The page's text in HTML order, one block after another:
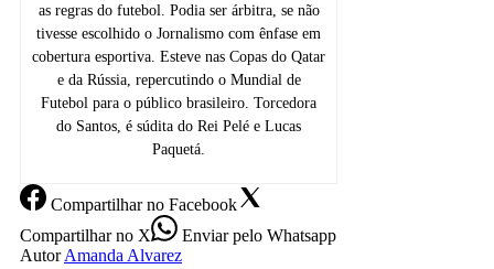
as regras do futebol. Podia ser árbitra, se não
tivesse escolhido o Jornalismo com ênfase em
cobertura esportiva. Esteve nas Copas do Qatar
e da Rússia, repercutindo o Mundial de
Futebol para o público brasileiro. Torcedora
do Santos, é súdita do Rei Pelé e Lucas
Paquetá.
Compartilharno Facebook
Compartilharno X Enviarpelo Whatsapp
Autor Amanda Alvarez